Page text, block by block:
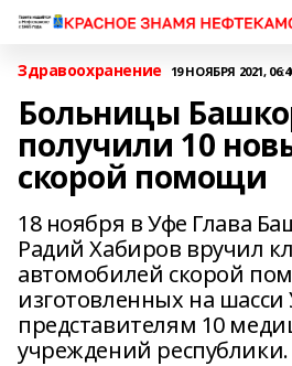
Здравоохранение 19 НОЯБРЯ 2021,
Больницы
получили 10
скорой помощи
18 ноября в Уфе Глава
Радий Хабиров вручил
автомобилей скорой
изготовленных на шасси
представителям 10
учреждений республики.